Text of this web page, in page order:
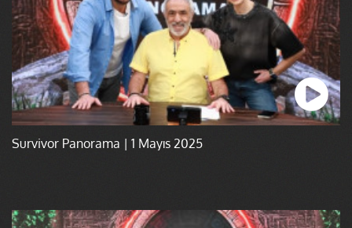
Survivor Panorama | 1 Mayıs 2025